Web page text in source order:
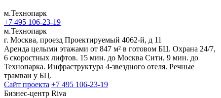
м.Технопарк
+7 495 106-23-19
м.Технопарк
г. Москва, проезд Проектируемый 4062-й, д 11
Аренда целыми этажами от 847 м² в готовом БЦ. Охрана 24/7,
6 скоростных лифтов. 15 мин. до Москва Сити, 9 мин. до
Технопарка. Инфраструктура 4-звездного отеля. Речные
трамваи у БЦ.
Сайт проекта +7 495 106-23-19
Бизнес-центр Riva